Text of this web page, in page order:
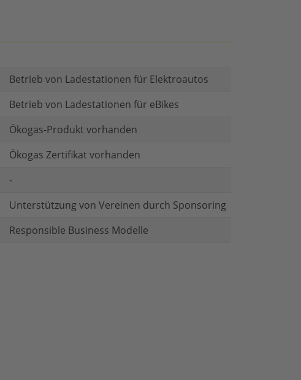
Betrieb von Ladestationen für Elektroautos
Betrieb von Ladestationen für eBikes
Ökogas-Produkt vorhanden
Ökogas Zertifikat vorhanden
-
Unterstützung von Vereinen durch Sponsoring
Responsible Business Modelle